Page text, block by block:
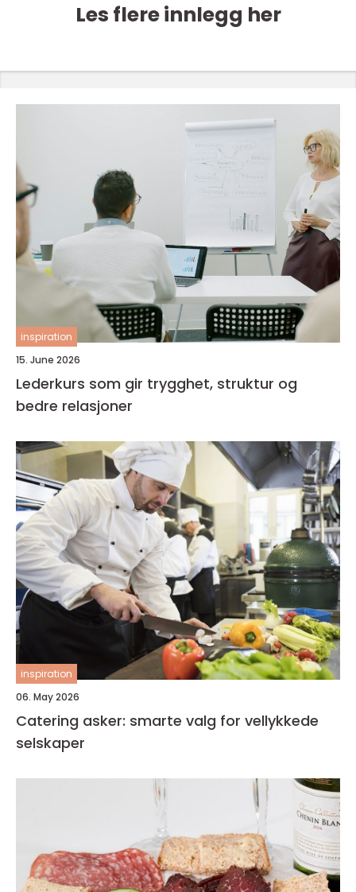
Les flere innlegg her
inspiration
15. June 2026
Lederkurs som gir trygghet, struktur og
bedre relasjoner
inspiration
06. May 2026
Catering asker: smarte valg for vellykkede
selskaper